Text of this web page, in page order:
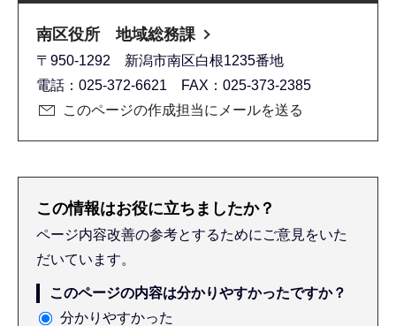
南区役所 地域総務課
〒950-1292 新潟市南区白根1235番地
電話：025-372-6621 FAX：025-373-2385
このページの作成担当にメールを送る
この情報はお役に立ちましたか？
ページ内容改善の参考とするためにご意見をいた
だいています。
このページの内容は分かりやすかったですか？
分かりやすかった